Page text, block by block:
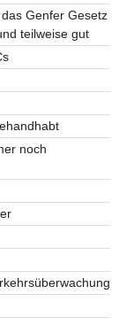
Genfer Gesetz
teilweise gut
noch